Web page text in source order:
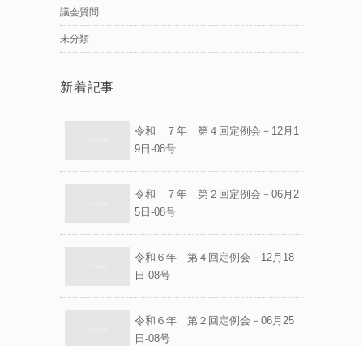
議会質問
未分類
新着記事
令和 ７年 第４回定例会－12月1
9日-08号
令和 ７年 第２回定例会－06月2
5日-08号
令和６年 第４回定例会－12月18
日-08号
令和６年 第２回定例会－06月25
日-08号